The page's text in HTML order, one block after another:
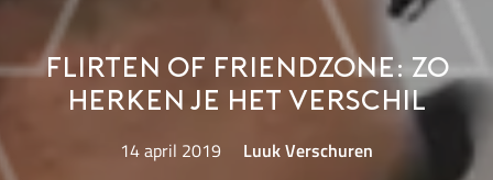
Flirten of friendzone: zo
herken je het verschil
14 april 2019 Luuk Verschuren